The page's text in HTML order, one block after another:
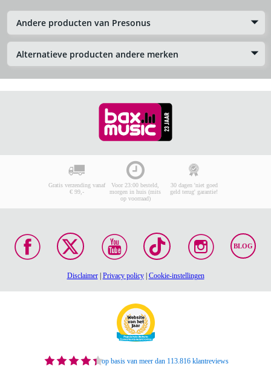
Andere producten van Presonus
Alternatieve producten andere merken
Gratis verzending vanaf
€ 99,-
Voor 23:00 besteld,
morgen in huis (mits
op voorraad)
30 dagen 'niet goed
geld terug' garantie!
BLOG
Disclaimer| Privacy policy| Cookie-instellingen
op basis van meer dan 113.816 klantreviews